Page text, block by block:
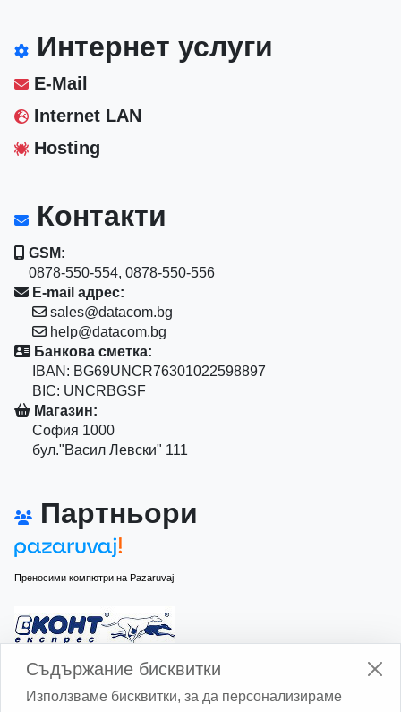
Интернет услуги
E-Mail
Internet LAN
Hosting
Контакти
GSM:
0878-550-554, 0878-550-556
E-mail адрес:
sales@datacom.bg
help@datacom.bg
Банкова сметка:
IBAN: BG69UNCR76301022598897
BIC: UNCRBGSF
Магазин:
София 1000
бул."Васил Левски" 111
Партньори
Преносими компютри на Pazaruvaj
Изчисли доставката с Еконт
Съдържание бисквитки
Използваме бисквитки, за да персонализираме